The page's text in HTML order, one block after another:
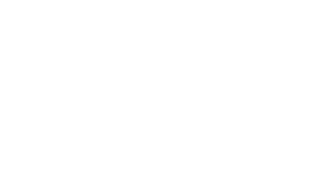
€ (0%). Vorher 34,99 €. (-10%)